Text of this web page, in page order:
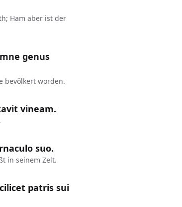
Ham aber ist der
genus
bevölkert worden.
vineam.
suo.
in seinem Zelt.
patris sui